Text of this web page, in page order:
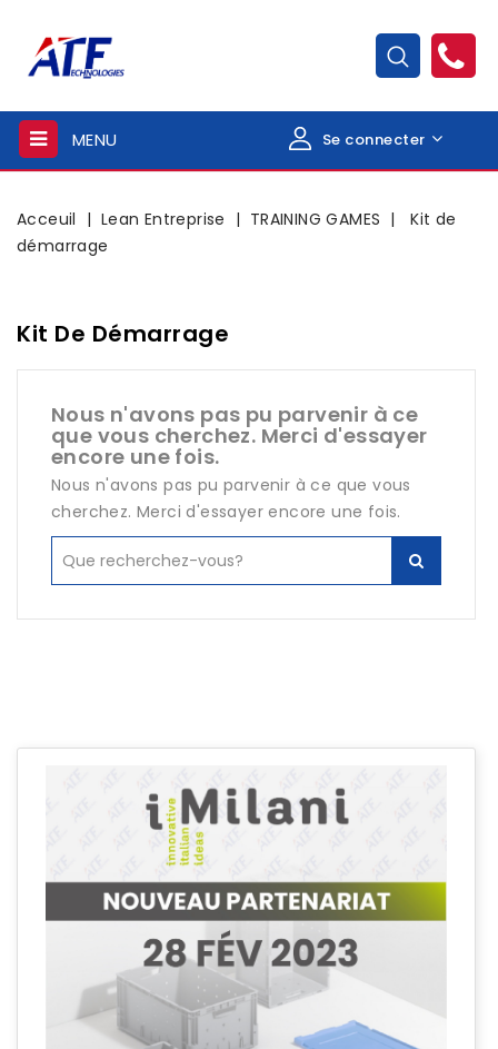
MENU Se connecter
Acceuil Lean Entreprise TRAINING GAMES
Kit de
démarrage
Kit De Démarrage
Nous n'avons pas pu parvenir à ce
que vous cherchez. Merci d'essayer
encore une fois.
Nous n'avons pas pu parvenir à ce que vous
cherchez. Merci d'essayer encore une fois.